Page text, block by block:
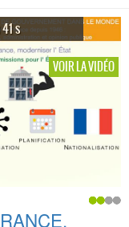
s
VOIR LA VIDÉO